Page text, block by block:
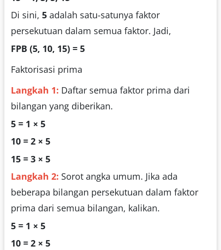
Di sini, 5 adalah satu-satunya faktor
persekutuan dalam semua faktor. Jadi,
FPB (5, 10, 15) = 5
Faktorisasi prima
Langkah 1: Daftar semua faktor prima dari
bilangan yang diberikan.
5 = 1 × 5
10 = 2 × 5
15 = 3 × 5
Langkah 2: Sorot angka umum. Jika ada
beberapa bilangan persekutuan dalam faktor
prima dari semua bilangan, kalikan.
5 = 1 × 5
10 = 2 × 5